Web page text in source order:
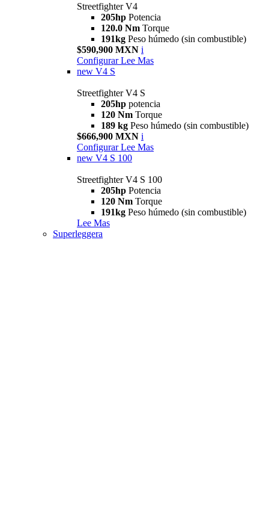
Streetfighter V4
205hp Potencia
120.0 Nm Torque
191kg Peso húmedo (sin combustible)
$590,900 MXN i
Configurar Lee Mas
new V4 S
Streetfighter V4 S
205hp potencia
120 Nm Torque
189 kg Peso húmedo (sin combustible)
$666,900 MXN i
Configurar Lee Mas
new V4 S 100
Streetfighter V4 S 100
205hp Potencia
120 Nm Torque
191kg Peso húmedo (sin combustible)
Lee Mas
Superleggera